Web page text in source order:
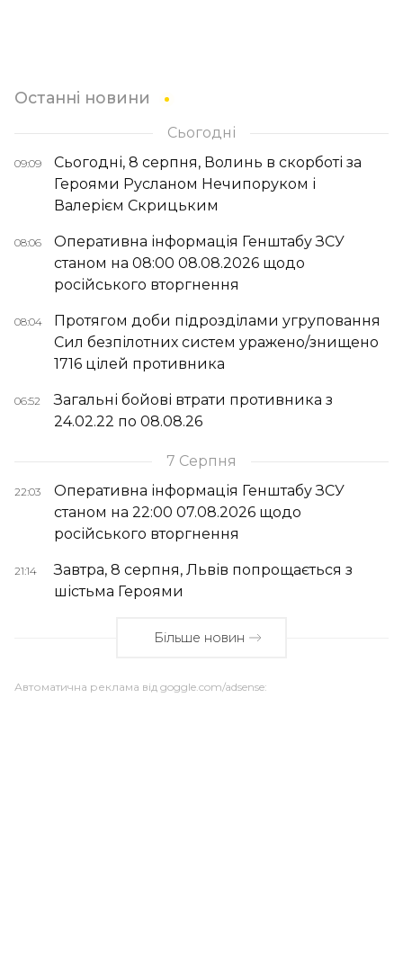
Останні новини
Сьогодні
09:09
Сьогодні, 8 серпня, Волинь в скорботі за
Героями Русланом Нечипоруком і
Валерієм Скрицьким
08:06
Оперативна інформація Генштабу ЗСУ
станом на 08:00 08.08.2026 щодо
російського вторгнення
08:04
Протягом доби підрозділами угруповання
Сил безпілотних систем уражено/знищено
1716 цілей противника
06:52
Загальні бойові втрати противника з
24.02.22 по 08.08.26
7 Серпня
22:03
Оперативна інформація Генштабу ЗСУ
станом на 22:00 07.08.2026 щодо
російського вторгнення
21:14
Завтра, 8 серпня, Львів попрощається з
шістьма Героями
Більше новин
Автоматична реклама від goggle.com/adsense: